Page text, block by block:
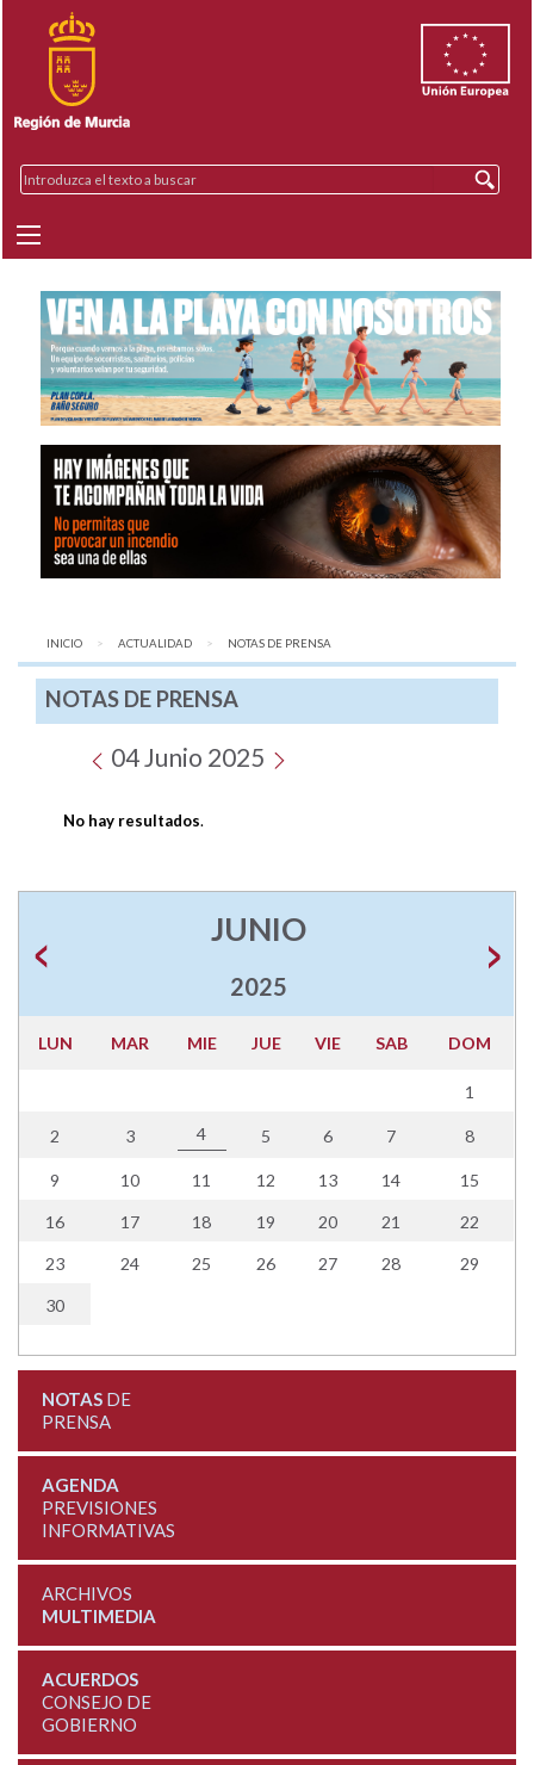
INICIO ACTUALIDAD AQUÍ:
NOTAS DE PRENSA
NOTAS DE PRENSA
04 Junio 2025
No hay resultados.
JUNIO
2025
LUN MAR MIE JUE VIE SAB DOM
1
2 3 4 5 6 7 8
9 10 11 12 13 14 15
16 17 18 19 20 21 22
23 24 25 26 27 28 29
30
NOTASDE
PRENSA
AGENDA
PREVISIONES
INFORMATIVAS
ARCHIVOS
MULTIMEDIA
ACUERDOS
CONSEJO DE
GOBIERNO